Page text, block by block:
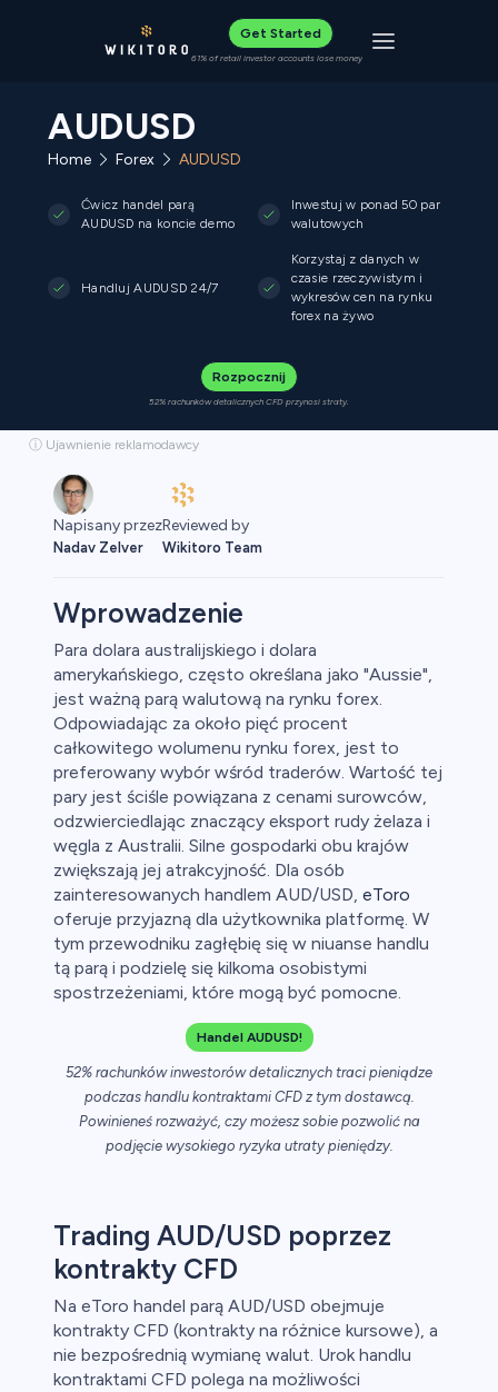
Get Started
61% of retail investor accounts lose money Toggle
AUDUSD
Home Forex AUDUSD
Ćwicz handel parą
AUDUSD na koncie demo
Inwestuj w ponad 50 par
walutowych
Handluj AUDUSD 24/7
Korzystaj z danych w
czasie rzeczywistym i
wykresów cen na rynku
forex na żywo
Rozpocznij
52% rachunków detalicznych CFD przynosi straty.
ⓘ Ujawnienie reklamodawcy
Napisany przez
Nadav Zelver
Reviewed by
Wikitoro Team
Wprowadzenie
Para dolara australijskiego i dolara
amerykańskiego, często określana jako "Aussie",
jest ważną parą walutową na rynku forex.
Odpowiadając za około pięć procent
całkowitego wolumenu rynku forex, jest to
preferowany wybór wśród traderów. Wartość tej
pary jest ściśle powiązana z cenami surowców,
odzwierciedlając znaczący eksport rudy żelaza i
węgla z Australii. Silne gospodarki obu krajów
zwiększają jej atrakcyjność. Dla osób
zainteresowanych handlem AUD/USD, eToro
oferuje przyjazną dla użytkownika platformę. W
tym przewodniku zagłębię się w niuanse handlu
tą parą i podzielę się kilkoma osobistymi
spostrzeżeniami, które mogą być pomocne.
Handel AUDUSD!
52% rachunków inwestorów detalicznych traci pieniądze
podczas handlu kontraktami CFD z tym dostawcą.
Powinieneś rozważyć, czy możesz sobie pozwolić na
podjęcie wysokiego ryzyka utraty pieniędzy.
Trading AUD/USD poprzez
kontrakty CFD
Na eToro handel parą AUD/USD obejmuje
kontrakty CFD (kontrakty na różnice kursowe), a
nie bezpośrednią wymianę walut. Urok handlu
kontraktami CFD polega na możliwości